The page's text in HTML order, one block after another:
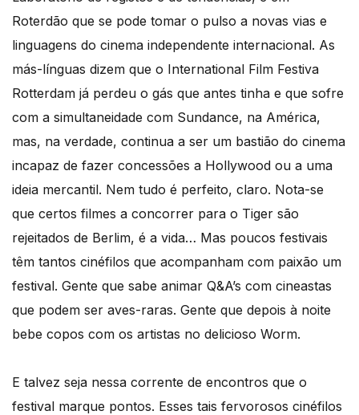
Roterdão que se pode tomar o pulso a novas vias e
linguagens do cinema independente internacional. As
más-línguas dizem que o International Film Festiva
Rotterdam já perdeu o gás que antes tinha e que sofre
com a simultaneidade com Sundance, na América,
mas, na verdade, continua a ser um bastião do cinema
incapaz de fazer concessões a Hollywood ou a uma
ideia mercantil. Nem tudo é perfeito, claro. Nota-se
que certos filmes a concorrer para o Tiger são
rejeitados de Berlim, é a vida… Mas poucos festivais
têm tantos cinéfilos que acompanham com paixão um
festival. Gente que sabe animar Q&A’s com cineastas
que podem ser aves-raras. Gente que depois à noite
bebe copos com os artistas no delicioso Worm.
E talvez seja nessa corrente de encontros que o
festival marque pontos. Esses tais fervorosos cinéfilos